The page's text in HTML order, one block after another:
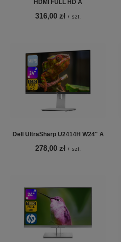
HDMI FULL HD A
316,00 zł / szt.
Dell UltraSharp U2414H W24" A
278,00 zł / szt.